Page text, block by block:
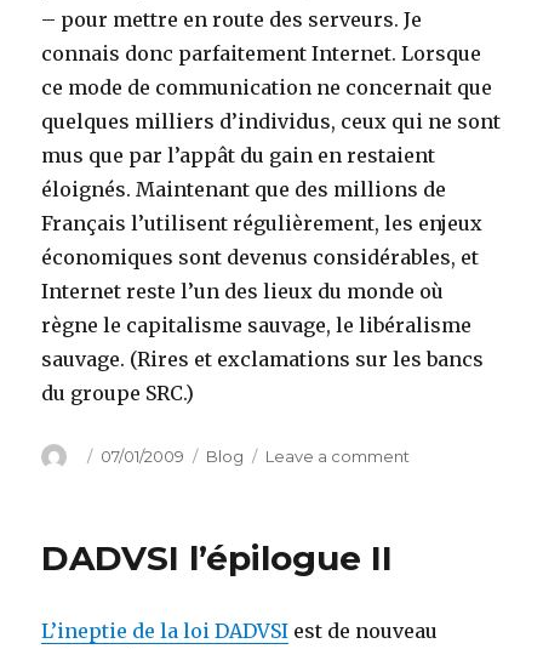
– pour mettre en route des serveurs. Je
connais donc parfaitement Internet. Lorsque
ce mode de communication ne concernait que
quelques milliers d’individus, ceux qui ne sont
mus que par l’appât du gain en restaient
éloignés. Maintenant que des millions de
Français l’utilisent régulièrement, les enjeux
économiques sont devenus considérables, et
Internet reste l’un des lieux du monde où
règne le capitalisme sauvage, le libéralisme
sauvage. (Rires et exclamations sur les bancs
du groupe SRC.)
Author
Posted
07/01/2009 Categories
Blog Leave a comment
DADVSI l’épilogue II
L’ineptie de la loi DADVSI est de nouveau